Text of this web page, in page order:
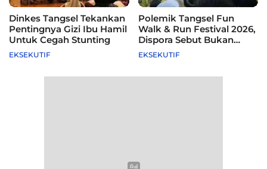
Dinkes Tangsel Tekankan
Pentingnya Gizi Ibu Hamil
Untuk Cegah Stunting
EKSEKUTIF
Polemik Tangsel Fun
Walk & Run Festival 2026,
Dispora Sebut Bukan
Agenda Pemkot
EKSEKUTIF